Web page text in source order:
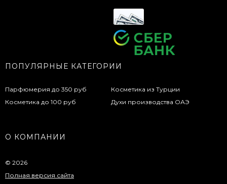
ПОПУЛЯРНЫЕ КАТЕГОРИИ
Парфюмерия до 350 руб
Косметика до 100 руб
Косметика из Турции
Духи производства ОАЭ
О КОМПАНИИ
© 2026
Полная версия сайта